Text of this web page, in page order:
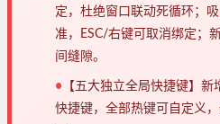
定，杜绝窗口联动死循环；
准，ESC/右键可取消绑定；
间缝隙。
• 【五大独立全局快捷键】
快捷键，全部热键可自定义